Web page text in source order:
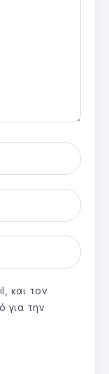
και τον
για την